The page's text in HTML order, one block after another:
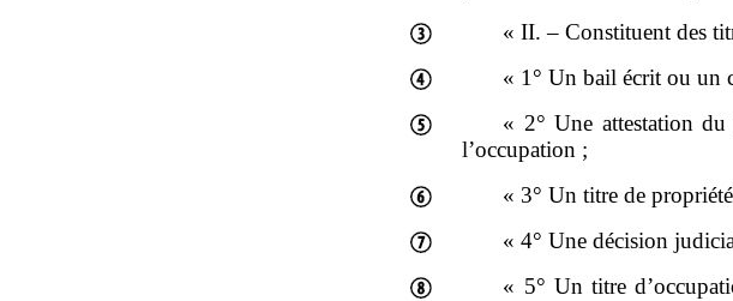
« II. – Constituent des
« 1° Un bail écrit ou un
« 2° Une attestation
l’occupation ;
« 3° Un titre de
« 4° Une décision
« 5° Un titre